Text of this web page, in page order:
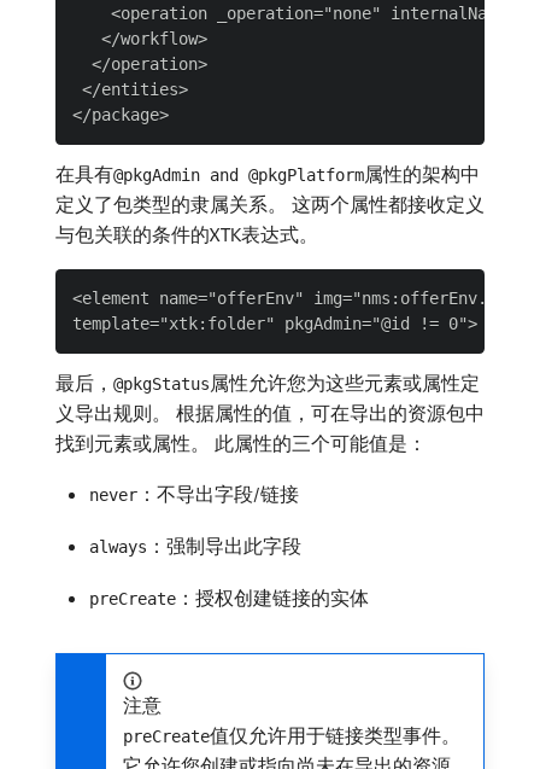
<operation _operation="none"
   </workflow>
  </operation>
</entities>
在具有@pkgAdmin and @pkgPlatform属性的架构中
定义了包类型的隶属关系。 这两个属性都接收定义
与包关联的条件的XTK表达式。
<element name="offerEnv" img="nms:offerEnv.png"
最后， @pkgStatus属性允许您为这些元素或属性定
义导出规则。 根据属性的值，可在导出的资源包中
找到元素或属性。 此属性的三个可能值是：
never ：不导出字段/链接
always ：强制导出此字段
preCreate ：授权创建链接的实体
注意
preCreate值仅允许用于链接类型事件。